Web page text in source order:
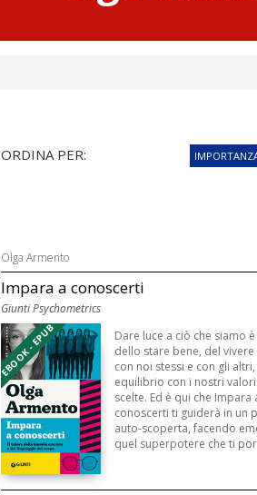
ORDINA PER:
Olga Armento
Impara a conoscerti
Giunti Psychometrics
EBOOK - EPUB
Dare luce a ciò che siamo
dello stare bene, del
con noi stessi e con gli altri,
equilibrio con i nostri
scelte. Ed è qui che Impara
conoscerti ti guiderà in un
auto-scoperta, facendo
quel superpotere che ti por